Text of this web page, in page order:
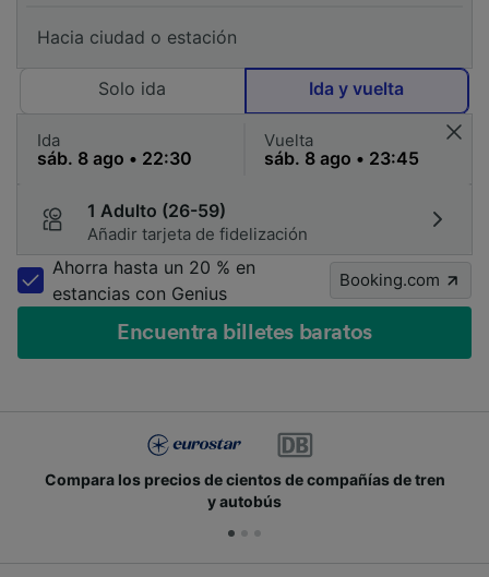
Solo ida Ida y vuelta
Ida Vuelta
1 Adulto (26-59)
Añadir tarjeta de fidelización
Ahorra hasta un 20 % en
estancias con Genius
Booking.com
Encuentra billetes baratos
Compara los precios de cientos de compañías de tren
y autobús